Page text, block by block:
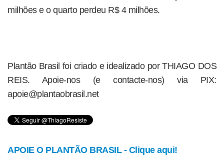
milhões e o quarto perdeu R$ 4 milhões.
Plantão Brasil foi criado e idealizado por THIAGO DOS
REIS. Apoie-nos (e contacte-nos) via PIX:
apoie@plantaobrasil.net
APOIE O PLANTÃO BRASIL - Clique aqui!